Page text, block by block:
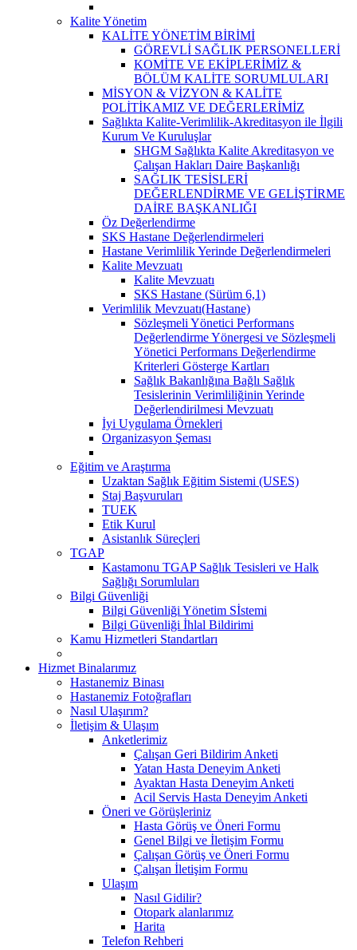
Kalite Yönetim
KALİTE YÖNETİM BİRİMİ
GÖREVLİ SAĞLIK PERSONELLERİ
KOMİTE VE EKİPLERİMİZ &
BÖLÜM KALİTE SORUMLULARI
MİSYON & VİZYON & KALİTE
POLİTİKAMIZ VE DEĞERLERİMİZ
Sağlıkta Kalite-Verimlilik-Akreditasyon ile İlgili
Kurum Ve Kuruluşlar
SHGM Sağlıkta Kalite Akreditasyon ve
Çalışan Hakları Daire Başkanlığı
SAĞLIK TESİSLERİ
DEĞERLENDİRME VE GELİŞTİRME
DAİRE BAŞKANLIĞI
Öz Değerlendirme
SKS Hastane Değerlendirmeleri
Hastane Verimlilik Yerinde Değerlendirmeleri
Kalite Mevzuatı
Kalite Mevzuatı
SKS Hastane (Sürüm 6,1)
Verimlilik Mevzuatı(Hastane)
Sözleşmeli Yönetici Performans
Değerlendirme Yönergesi ve Sözleşmeli
Yönetici Performans Değerlendirme
Kriterleri Gösterge Kartları
Sağlık Bakanlığına Bağlı Sağlık
Tesislerinin Verimliliğinin Yerinde
Değerlendirilmesi Mevzuatı
İyi Uygulama Örnekleri
Organizasyon Şeması
Eğitim ve Araştırma
Uzaktan Sağlık Eğitim Sistemi (USES)
Staj Başvuruları
TUEK
Etik Kurul
Asistanlık Süreçleri
TGAP
Kastamonu TGAP Sağlık Tesisleri ve Halk
Sağlığı Sorumluları
Bilgi Güvenliği
Bilgi Güvenliği Yönetim Sİstemi
Bilgi Güvenliği İhlal Bildirimi
Kamu Hizmetleri Standartları
Hizmet Binalarımız
Hastanemiz Binası
Hastanemiz Fotoğrafları
Nasıl Ulaşırım?
İletişim & Ulaşım
Anketlerimiz
Çalışan Geri Bildirim Anketi
Yatan Hasta Deneyim Anketi
Ayaktan Hasta Deneyim Anketi
Acil Servis Hasta Deneyim Anketi
Öneri ve Görüşleriniz
Hasta Görüş ve Öneri Formu
Genel Bilgi ve İletişim Formu
Çalışan Görüş ve Öneri Formu
Çalışan İletişim Formu
Ulaşım
Nasıl Gidilir?
Otopark alanlarımız
Harita
Telefon Rehberi